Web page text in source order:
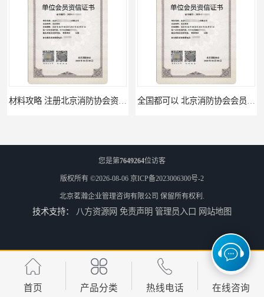
办理手续 清洗资质需要什么条件 所需材料 注册空调清洗维保资质的条件
您是第7649264位访客
版权所有 ©2026-08-06 京ICP备2023006300号-2
北京茗瀚企业管理咨询有限公司 保留所有权利.
技术支持： 八方资源网 免责声明 管理员入口 网站地图
首页 产品分类 热线电话 在线咨询